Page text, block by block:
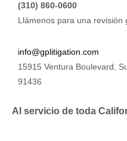
(310) 860-0600
Llámenos para una revisión
info@gplitigation.com
15915 Ventura Boulevard,
91436
Al servicio de toda